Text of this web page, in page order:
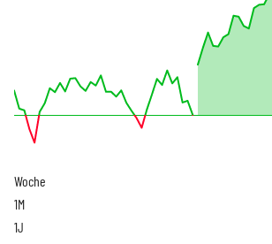
Woche
1M
1J